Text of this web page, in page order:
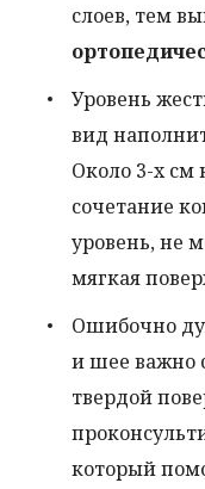
слоев, тем
Уровень
вид
Около 3-х см
сочетание
уровень, не
мягкая
Ошибочно
и шее важно
твердой
который